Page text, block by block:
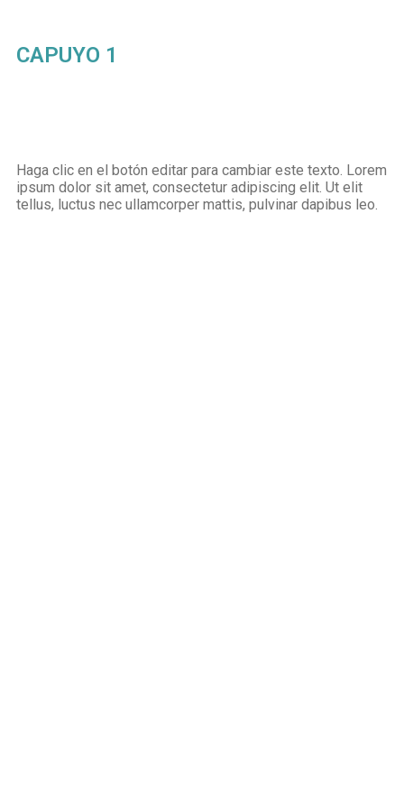
CAPUYO 1
Haga clic en el botón editar para cambiar este texto. Lorem
ipsum dolor sit amet, consectetur adipiscing elit. Ut elit
tellus, luctus nec ullamcorper mattis, pulvinar dapibus leo.